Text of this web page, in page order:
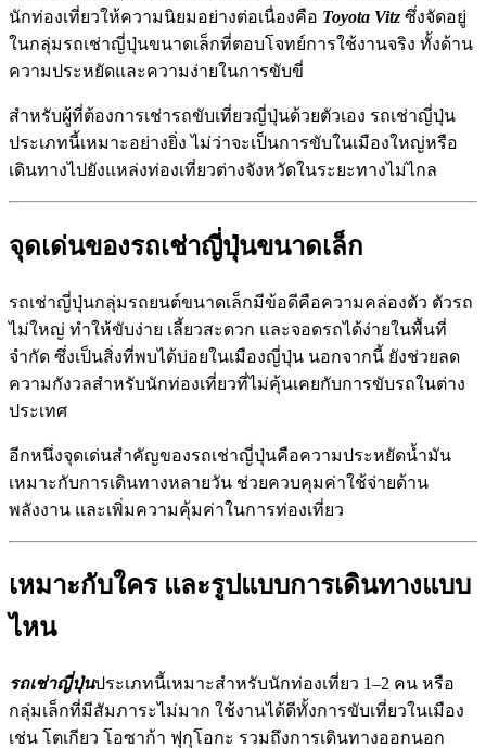
นักท่องเที่ยวให้ความนิยมอย่างต่อเนื่องคือ Toyota Vitz ซึ่งจัดอยู่
ในกลุ่มรถเช่าญี่ปุ่นขนาดเล็กที่ตอบโจทย์การใช้งานจริง ทั้งด้าน
ความประหยัดและความง่ายในการขับขี่
สำหรับผู้ที่ต้องการเช่ารถขับเที่ยวญี่ปุ่นด้วยตัวเอง รถเช่าญี่ปุ่น
ประเภทนี้เหมาะอย่างยิ่ง ไม่ว่าจะเป็นการขับในเมืองใหญ่หรือ
เดินทางไปยังแหล่งท่องเที่ยวต่างจังหวัดในระยะทางไม่ไกล
จุดเด่นของรถเช่าญี่ปุ่นขนาดเล็ก
รถเช่าญี่ปุ่นกลุ่มรถยนต์ขนาดเล็กมีข้อดีคือความคล่องตัว ตัวรถ
ไม่ใหญ่ ทำให้ขับง่าย เลี้ยวสะดวก และจอดรถได้ง่ายในพื้นที่
จำกัด ซึ่งเป็นสิ่งที่พบได้บ่อยในเมืองญี่ปุ่น นอกจากนี้ ยังช่วยลด
ความกังวลสำหรับนักท่องเที่ยวที่ไม่คุ้นเคยกับการขับรถในต่าง
ประเทศ
อีกหนึ่งจุดเด่นสำคัญของรถเช่าญี่ปุ่นคือความประหยัดน้ำมัน
เหมาะกับการเดินทางหลายวัน ช่วยควบคุมค่าใช้จ่ายด้าน
พลังงาน และเพิ่มความคุ้มค่าในการท่องเที่ยว
เหมาะกับใคร และรูปแบบการเดินทางแบบ
ไหน
รถเช่าญี่ปุ่นประเภทนี้เหมาะสำหรับนักท่องเที่ยว 1–2 คน หรือ
กลุ่มเล็กที่มีสัมภาระไม่มาก ใช้งานได้ดีทั้งการขับเที่ยวในเมือง
เช่น โตเกียว โอซาก้า ฟุกุโอกะ รวมถึงการเดินทางออกนอก